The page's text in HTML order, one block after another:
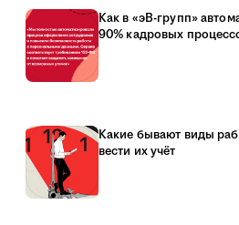
Как в «эВ-групп»
90% кадровых
Какие бывают виды
вести их учёт